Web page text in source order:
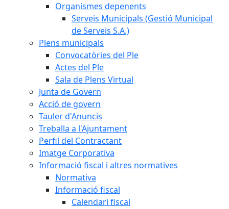
Organismes depenents
Serveis Municipals (Gestió Municipal
de Serveis S.A.)
Plens municipals
Convocatòries del Ple
Actes del Ple
Sala de Plens Virtual
Junta de Govern
Acció de govern
Tauler d'Anuncis
Treballa a l'Ajuntament
Perfil del Contractant
Imatge Corporativa
Informació fiscal i altres normatives
Normativa
Informació fiscal
Calendari fiscal